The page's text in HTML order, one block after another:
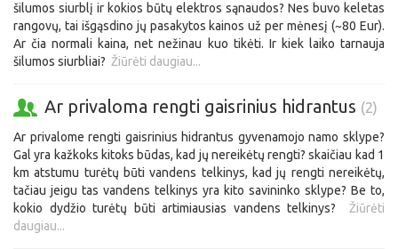
šilumos siurblį ir kokios būtų elektros sąnaudos? Nes buvo keletas
rangovų, tai išgąsdino jų pasakytos kainos už per mėnesį (~80 Eur).
Ar čia normali kaina, net nežinau kuo tikėti. Ir kiek laiko tarnauja
šilumos siurbliai? Žiūrėti daugiau...
Ar privaloma rengti gaisrinius hidrantus (2)
Ar privalome rengti gaisrinius hidrantus gyvenamojo namo sklype?
Gal yra kažkoks kitoks būdas, kad jų nereikėtų rengti? skaičiau kad 1
km atstumu turėtų būti vandens telkinys, kad jų rengti nereikėtų,
tačiau jeigu tas vandens telkinys yra kito savininko sklype? Be to,
kokio dydžio turėtų būti artimiausias vandens telkinys? Žiūrėti
daugiau...